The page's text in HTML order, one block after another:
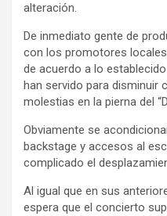
alteración.
De inmediato gente de
con los promotores
de acuerdo a lo
han servido para disminuir
molestias en la pierna del
Obviamente se
backstage y accesos al
complicado el
Al igual que en sus
espera que el concierto